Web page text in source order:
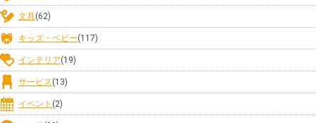
文具(62)
キッズ・ベビー(117)
インテリア(19)
サービス(13)
イベント (2)